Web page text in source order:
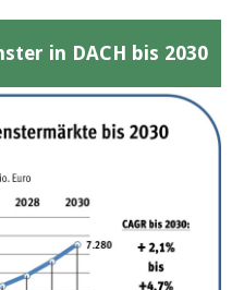
in DACH bis 2030